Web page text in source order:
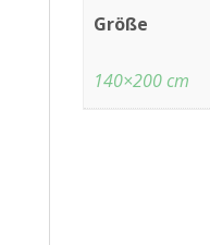
Größe
140×200 cm